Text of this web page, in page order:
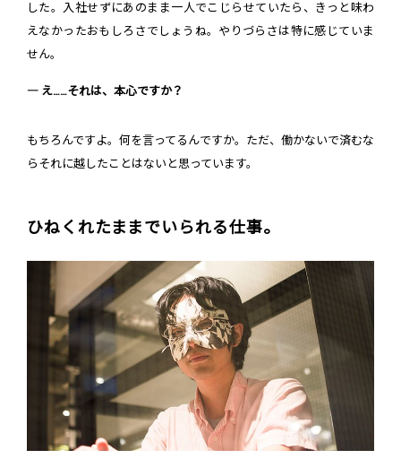
した。入社せずにあのまま一人でこじらせていたら、きっと味わ
えなかったおもしろさでしょうね。やりづらさは特に感じていま
せん。
― え……それは、本心ですか？
もちろんですよ。何を言ってるんですか。ただ、働かないで済むな
らそれに越したことはないと思っています。
ひねくれたままでいられる仕事。